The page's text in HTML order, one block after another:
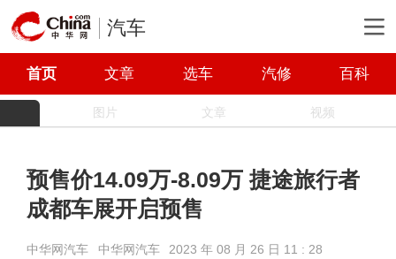
汽车
首页 文章 选车 汽修 百科
图片 文章 视频
预售价14.09万-8.09万 捷途旅行者
成都车展开启预售
中华网汽车 中华网汽车 2023 年 08 月 26 日 11 : 28